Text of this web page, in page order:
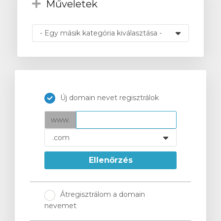
Műveletek
Új domain nevet regisztrálok
www.
Ellenőrzés
Átregisztrálom a domain
nevemet